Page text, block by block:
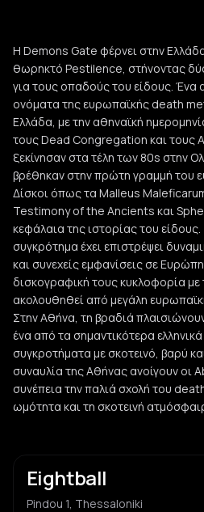
Η Demons Gate φέρνει στην
θωρηκτό Pestilence, στήνοντας
για τους οπαδούς του είδους. Ένα
ονόματα της ευρωπαϊκής death
Ελλάδα, με την αθηναϊκή
τους Dead Congregation και τους
ξεκίνησαν στα τέλη των 80s στην
βρέθηκαν στην πρώτη γραμμή του
Δίσκοι όπως τα Malleus
Testimony of the Ancients και
κεφάλαια της ιστορίας του είδους.
συγκρότημα έχει επιστρέψει
και συνεχείς εμφανίσεις σε
δισκογραφική τους κυκλοφορία με
ακολουθηθεί από μεγάλη
Στην Αθήνα, τη βραδιά
ένα από τα σημαντικότερα
συγκροτήματα με σκοτεινό, βαρύ
συναυλία της Αθήνας ανοίγουν οι
συνέπεια την παλιά σχολή του
ωμότητα και τη σκοτεινή
Eightball
Pindou 1, Thessaloniki